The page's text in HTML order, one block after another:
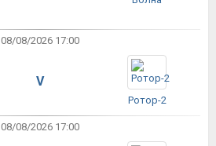
08/08/2026 17:00
V
Ротор-2
08/08/2026 17:00